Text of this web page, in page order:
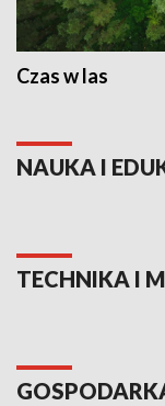
Czas w las
NAUKA I
TECHNIKA I